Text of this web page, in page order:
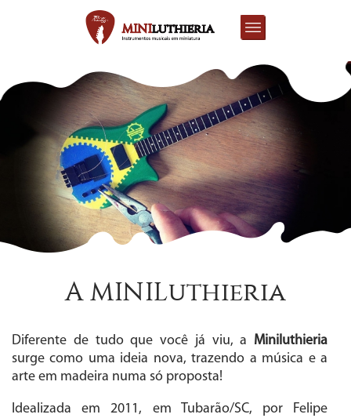
A MINILuthieria
Diferente de tudo que você já viu, a Miniluthieria
surge como uma ideia nova, trazendo a música e a
arte em madeira numa só proposta!
Idealizada em 2011, em Tubarão/SC, por Felipe